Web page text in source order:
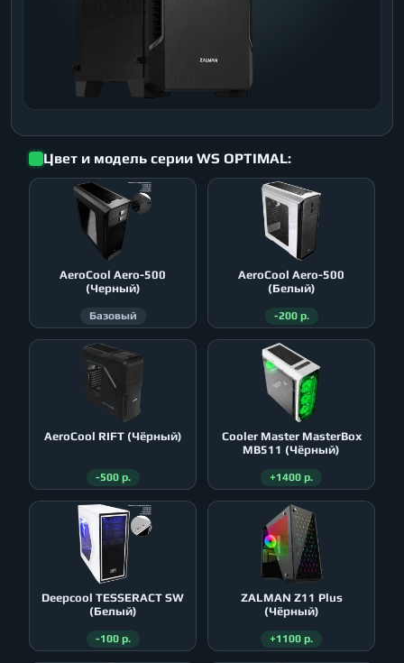
Цвет и модель серии WS OPTIMAL:
AeroСool Aero-500
(Черный)
Базовый
AeroСool Aero-500
(Белый)
-200 р.
AeroСool RIFT (Чёрный)
-500 р.
Cooler Master MasterBox
MB511 (Чёрный)
+1400 р.
Deepcool TESSERACT SW
(Белый)
-100 р.
ZALMAN Z11 Plus
(Чёрный)
+1100 р.